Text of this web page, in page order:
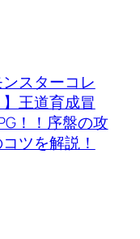
ンスターコレ
】王道育成冒
！！序盤の攻
ツを解説！